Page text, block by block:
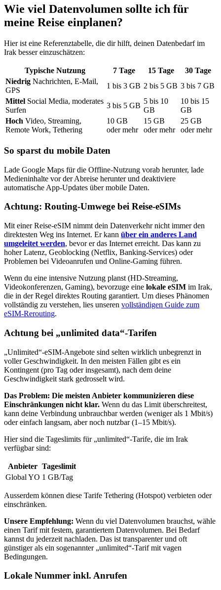
Wie viel Datenvolumen sollte ich für
meine Reise einplanen?
Hier ist eine Referenztabelle, die dir hilft, deinen Datenbedarfim
Irak besser einzuschätzen:
Typische Nutzung 7 Tage 15 Tage 30 Tage
Niedrig Nachrichten, E-Mail,
GPS
1 bis 3 GB 2 bis 5 GB 3 bis 7 GB
Mittel Social Media, moderates
Surfen
3 bis 5 GB
5 bis 10
GB
10 bis 15
GB
Hoch Video, Streaming,
Remote Work, Tethering
10 GB
oder mehr
15 GB
oder mehr
25 GB
oder mehr
So sparst du mobile Daten
Lade Google Maps für die Offline-Nutzung vorab herunter, lade
Medieninhalte vor der Abreise herunter und deaktiviere
automatische App-Updates über mobile Daten.
Achtung: Routing-Umwege bei Reise-eSIMs
Mit einer Reise-eSIM nimmt dein Datenverkehr nicht immer den
direktesten Weg ins Internet. Er kann über ein anderes Land
umgeleitet werden, bevor er das Internet erreicht. Das kann zu
hoher Latenz, Geoblocking (Netflix, Banking-Services) oder
Problemen bei Videoanrufen und Online-Gaming führen.
Wenn du eine intensive Nutzung planst (HD-Streaming,
Videokonferenzen, Gaming), bevorzuge eine lokale eSIM im Irak,
die in der Regel direktes Routing garantiert. Um dieses Phänomen
vollständig zu verstehen, lies unseren vollständigen Guide zum
eSIM-Rerouting.
Achtung bei „unlimited data“-Tarifen
„Unlimited“-eSIM-Angebote sind selten wirklich unbegrenzt in
voller Geschwindigkeit. In den meisten Fällen gibt es ein
Kontingent (pro Tag oder insgesamt), nach dem deine
Geschwindigkeit stark gedrosselt wird.
Das Problem: Die meisten Anbieter kommunizieren diese
Einschränkungen nicht klar. Wenn du das Limit überschreitest,
kann deine Verbindung unbrauchbar werden (weniger als 1 Mbit/s)
oder einfach langsam, aber noch nutzbar (1–15 Mbit/s).
Hier sind die Tageslimits für „unlimited“-Tarife, die im Irak
verfügbar sind:
Anbieter Tageslimit
Global YO 1 GB/Tag
Ausserdem können diese Tarife Tethering (Hotspot) verbieten oder
einschränken.
Unsere Empfehlung: Wenn du viel Datenvolumen brauchst, wähle
einen Tarif mit festem, garantiertem Datenvolumen. Bei Bedarf
kannst du jederzeit nachladen. Das ist transparenter und oft
günstiger als ein sogenannter „unlimited“-Tarif mit vagen
Bedingungen.
Lokale Nummer inkl. Anrufen